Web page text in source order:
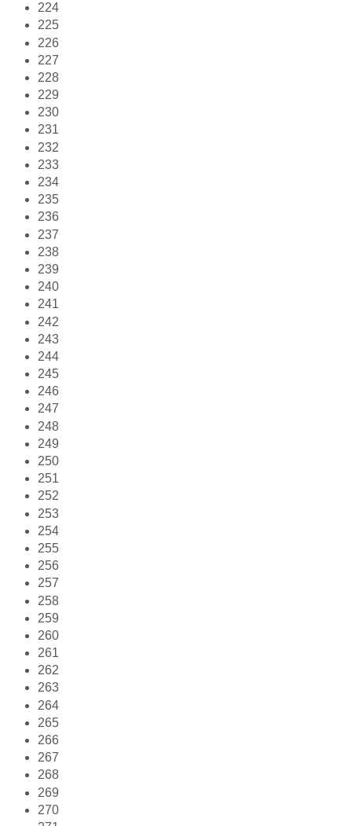
224
225
226
227
228
229
230
231
232
233
234
235
236
237
238
239
240
241
242
243
244
245
246
247
248
249
250
251
252
253
254
255
256
257
258
259
260
261
262
263
264
265
266
267
268
269
270